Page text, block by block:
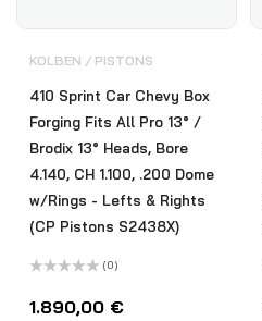
KOLBEN / PISTONS
410 Sprint Car Chevy Box
Forging Fits All Pro 13° /
Brodix 13° Heads, Bore
4.140, CH 1.100, .200 Dome
w/Rings - Lefts & Rights
(CP Pistons S2438X)
mit
0
(0)
1.890,00 €